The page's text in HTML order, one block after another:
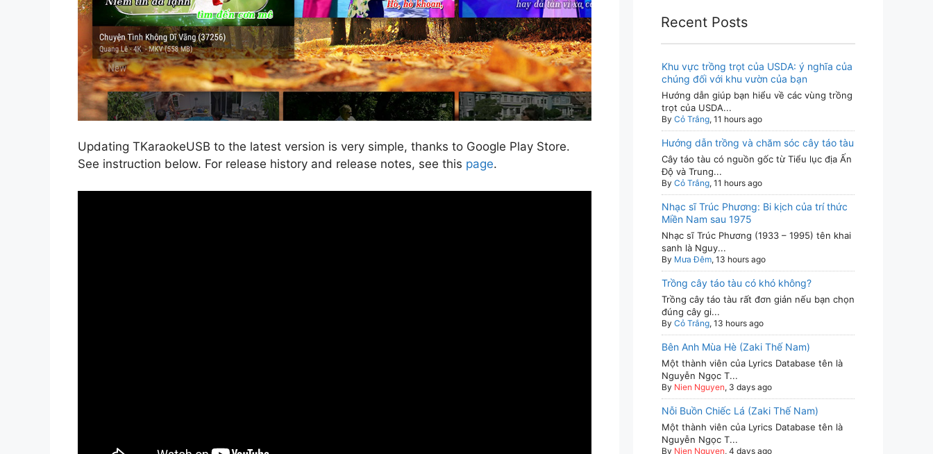
Updating TKaraokeUSB to the latest version is very simple, thanks to Google Play Store.
See instruction below. For release history and release notes, see this page.
Recent Posts
Khu vực trồng trọt của USDA: ý nghĩa của
chúng đối với khu vườn của bạn
Hướng dẫn giúp bạn hiểu về các vùng trồng
trọt của USDA...
By Cỏ Trắng, 11 hours ago
Hướng dẫn trồng và chăm sóc cây táo tàu
Cây táo tàu có nguồn gốc từ Tiểu lục địa Ấn
Độ và Trung...
By Cỏ Trắng, 11 hours ago
Nhạc sĩ Trúc Phương: Bi kịch của trí thức
Miền Nam sau 1975
Nhạc sĩ Trúc Phương (1933 – 1995) tên khai
sanh là Nguy...
By Mưa Đêm, 13 hours ago
Trồng cây táo tàu có khó không?
Trồng cây táo tàu rất đơn giản nếu bạn chọn
đúng cây gi...
By Cỏ Trắng, 13 hours ago
Bên Anh Mùa Hè (Zaki Thế Nam)
Một thành viên của Lyrics Database tên là
Nguyễn Ngọc T...
By Nien Nguyen, 3 days ago
Nỗi Buồn Chiếc Lá (Zaki Thế Nam)
Một thành viên của Lyrics Database tên là
Nguyễn Ngọc T...
By Nien Nguyen, 4 days ago